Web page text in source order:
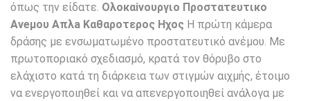
όπως την είδατε. Ολοκαiνουργιο Προστατευτικo
Ανeμου Απλa Καθαρoτερος Hχος Η πρώτη κάμερα
δράσης με ενσωματωμένο προστατευτικό ανέμου. Με
πρωτοποριακό σχεδιασμό, κρατά τον θόρυβο στο
ελάχιστο κατά τη διάρκεια των στιγμών αιχμής, έτοιμο
να ενεργοποιηθεί και να απενεργοποιηθεί ανάλογα με